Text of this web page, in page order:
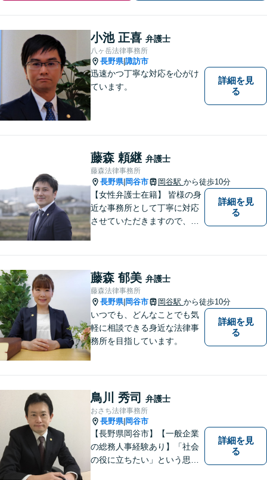
小池 正喜 弁護士
八ヶ岳法律事務所
長野県|諏訪市
迅速かつ丁寧な対応を心がけ
ています。
詳細を見
る
藤森 頼継 弁護士
藤森法律事務所
長野県| 岡谷市 岡谷駅 から徒歩10分
【女性弁護士在籍】 皆様の身
近な事務所として丁寧に対応
させていただきますので、お
詳細を見
る
藤森 郁美 弁護士
藤森法律事務所
長野県| 岡谷市 岡谷駅 から徒歩10分
いつでも、どんなことでも気
軽に相談できる身近な法律事
務所を目指しています。
詳細を見
る
鳥川 秀司 弁護士
おさち法律事務所
長野県| 岡谷市
【長野県岡谷市】【一般企業
の総務人事経験あり】「社会
の役に立ちたい」という思い
詳細を見
る